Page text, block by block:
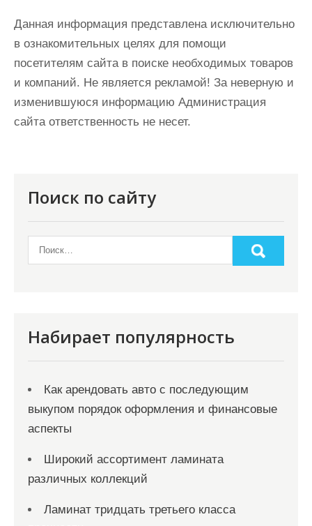
Данная информация представлена исключительно
в ознакомительных целях для помощи
посетителям сайта в поиске необходимых товаров
и компаний. Не является рекламой! За неверную и
изменившуюся информацию Администрация
сайта ответственность не несет.
Поиск по сайту
Набирает популярность
Как арендовать авто с последующим
выкупом порядок оформления и финансовые
аспекты
Широкий ассортимент ламината
различных коллекций
Ламинат тридцать третьего класса